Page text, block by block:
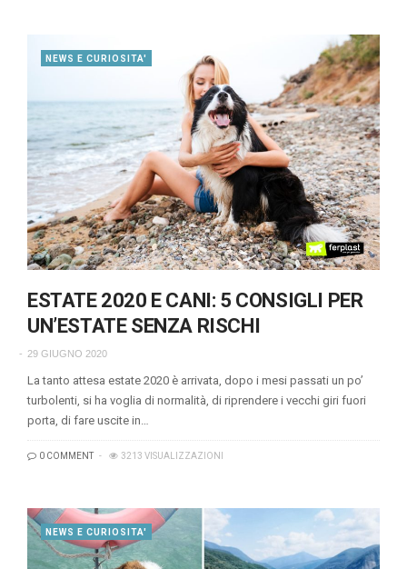
NEWS E CURIOSITA'
ESTATE 2020 E CANI: 5 CONSIGLI PER
UN’ESTATE SENZA RISCHI
29 GIUGNO 2020
La tanto attesa estate 2020 è arrivata, dopo i mesi passati un po’
turbolenti, si ha voglia di normalità, di riprendere i vecchi giri fuori
porta, di fare uscite in…
0 COMMENT 3213 VISUALIZZAZIONI
NEWS E CURIOSITA'